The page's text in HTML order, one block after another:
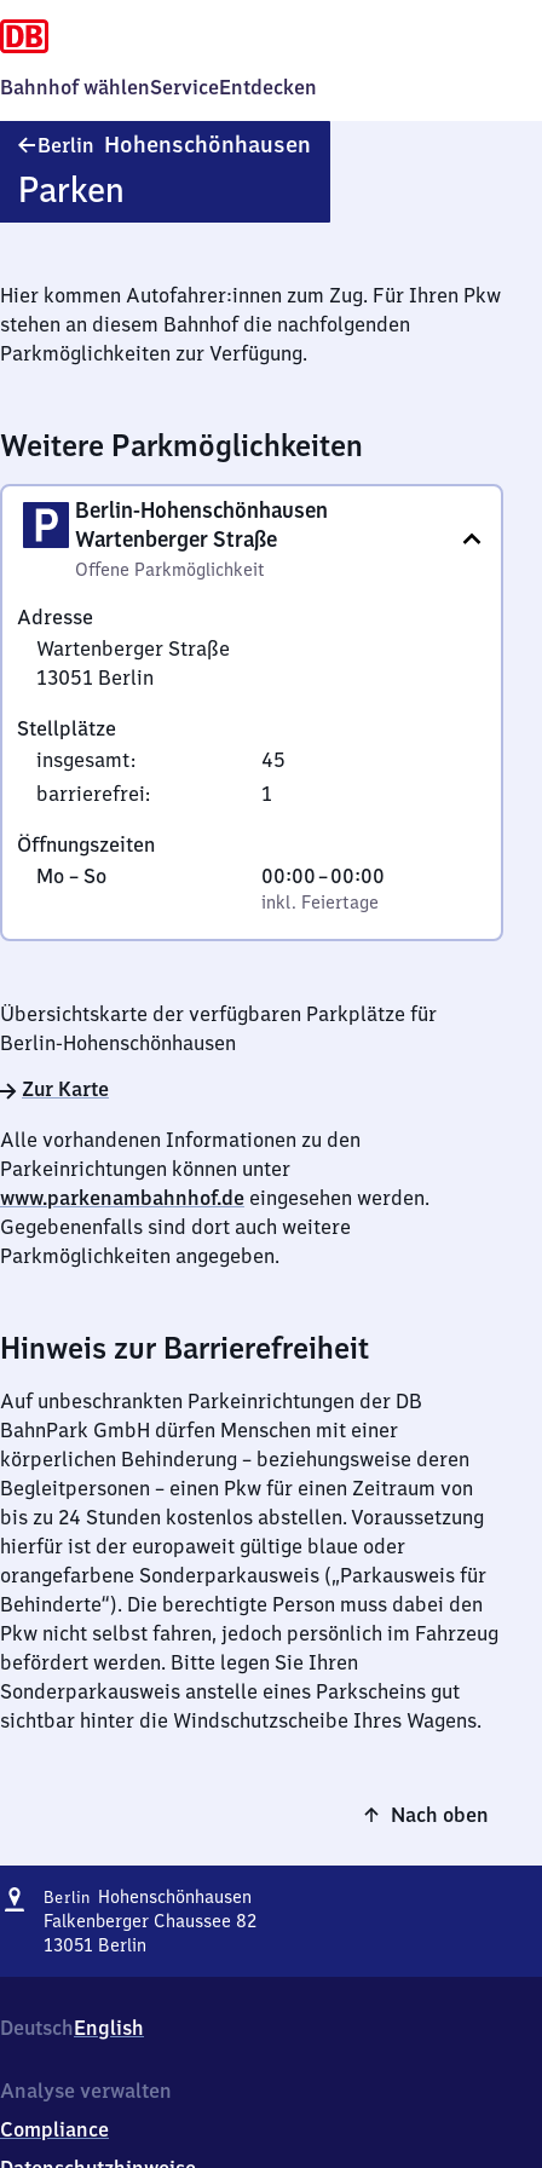
Bahnhof wählenServiceEntdecken
Berlin Hohenschönhausen
Parken
Hier kommen Autofahrer:innen zum Zug. Für Ihren Pkw
stehen an diesem Bahnhof die nachfolgenden
Parkmöglichkeiten zur Verfügung.
Weitere Parkmöglichkeiten
Berlin-Hohenschönhausen
Wartenberger Straße
Offene Parkmöglichkeit
Adresse
Wartenberger Straße
13051 Berlin
Straße,
1
3
5
1
Stellplätze
insgesamt:
45
barrierefrei: 1
Öffnungszeiten
Montag
Sonntag
Mo – So,
00:00–00:00
Von
0
Uhr
Uhr
inkl. Feiertage
Übersichtskarte der verfügbaren Parkplätze für
Berlin-Hohenschönhausen
Zur Karte
Alle vorhandenen Informationen zu den
Parkeinrichtungen können unter
www.parkenambahnhof.de eingesehen werden.
Gegebenenfalls sind dort auch weitere
Parkmöglichkeiten angegeben.
Hinweis zur Barrierefreiheit
Auf unbeschrankten Parkeinrichtungen der DB
BahnPark GmbH dürfen Menschen mit einer
körperlichen Behinderung – beziehungsweise deren
Begleitpersonen – einen Pkw für einen Zeitraum von
bis zu 24 Stunden kostenlos abstellen. Voraussetzung
hierfür ist der europaweit gültige blaue oder
orangefarbene Sonderparkausweis („Parkausweis für
Behinderte“). Die berechtigte Person muss dabei den
Pkw nicht selbst fahren, jedoch persönlich im Fahrzeug
befördert werden. Bitte legen Sie Ihren
Sonderparkausweis anstelle eines Parkscheins gut
sichtbar hinter die Windschutzscheibe Ihres Wagens.
Nach oben
Adresse
Berlin HohenschönhausenBerlin-
Hohenschönhausen
Falkenberger Chaussee 82
13051 Berlin
Falkenberger
Chaussee
1
0
5
DeutschEnglish
Analyse verwalten
Compliance